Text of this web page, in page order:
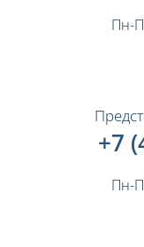
Пн-
+7
Пн-